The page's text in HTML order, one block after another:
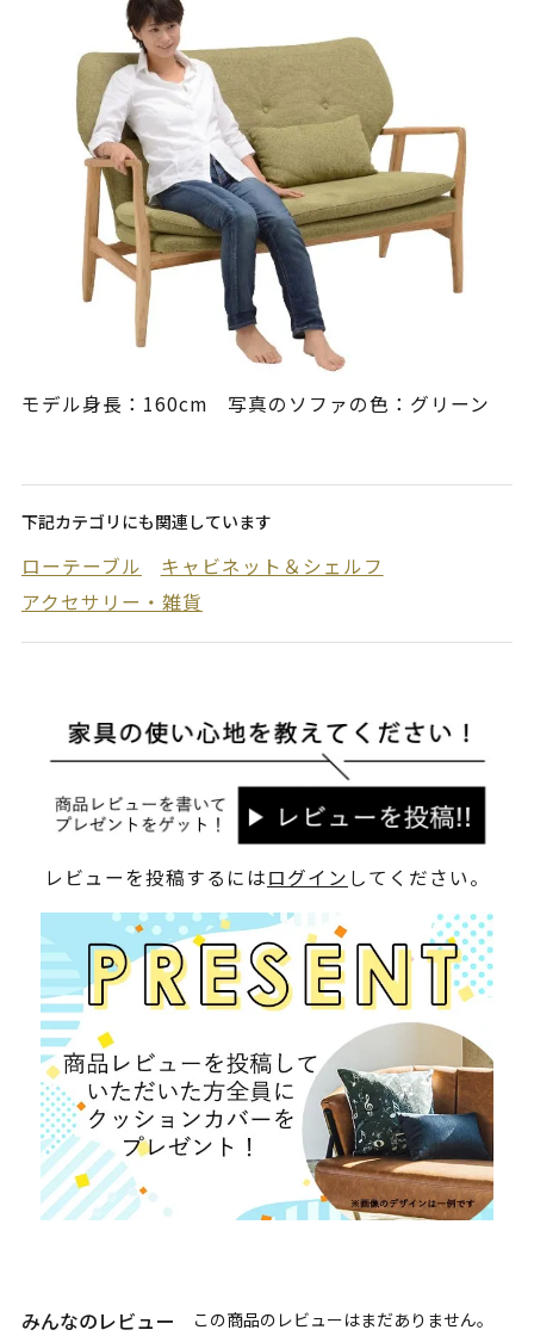
モデル身長：160cm 写真のソファの色：グリーン
下記カテゴリにも関連しています
ローテーブル
キャビネット＆シェルフ
アクセサリー・雑貨
レビューを投稿するにはログイン してください。
みんなのレビュー この商品のレビューはまだありません。